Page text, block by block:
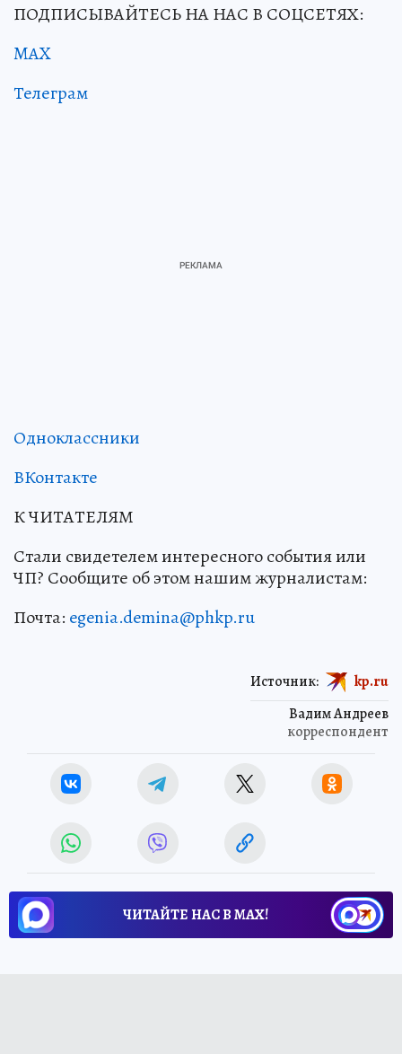
ПОДПИСЫВАЙТЕСЬ НА НАС В СОЦСЕТЯХ:
MAX
Телеграм
Одноклассники
ВКонтакте
К ЧИТАТЕЛЯМ
Стали свидетелем интересного события или
ЧП? Сообщите об этом нашим журналистам:
Почта: egenia.demina@phkp.ru
Вадим Андреев
корреспондент
Источник: kp.ru
ЧИТАЙТЕ НАС В МАХ!